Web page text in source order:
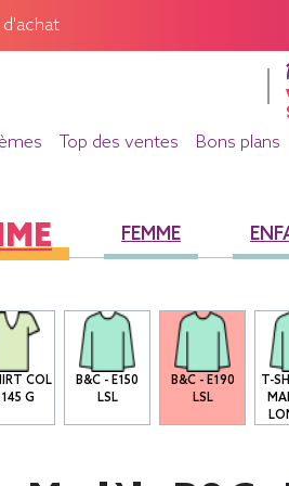
Top des ventes Bons plans
FEMME
COL
G
B&C - E150
LSL
B&C - E190
LSL
T-